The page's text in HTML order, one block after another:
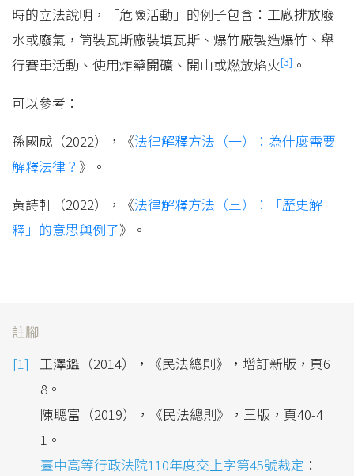
時的立法說明，「危險活動」的例子包含：工廠排放廢
水或廢氣，筒裝瓦斯廠裝填瓦斯、爆竹廠製造爆竹、舉
行賽車活動、使用炸藥開礦、開山或燃放焰火[3] 。
可以參考：
孫國成（2022），《法律解釋方法（一）：為什麼需要
解釋法律？ 》。
黃詩軒（2022），《法律解釋方法（三）：「歷史解
釋」的意思與例子》。
註腳
王澤鑑（2014），《民法總則》，增訂新版，頁6
8。
陳聰富（2019），《民法總則》，三版，頁40-4
1。
臺中高等行政法院110年度交上字第45號裁定 ：